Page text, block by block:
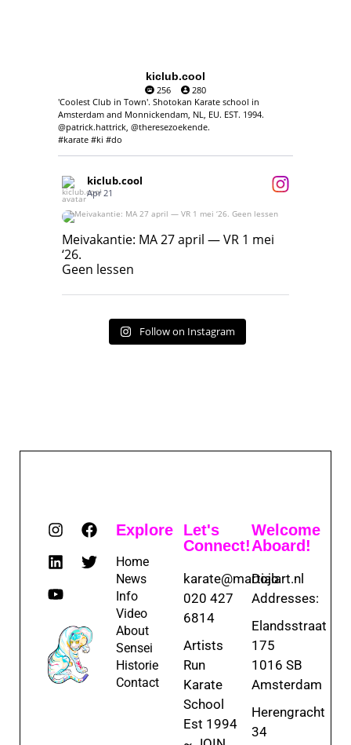
kiclub.cool
256
280
'Coolest Club in Town'. Shotokan Karate school in
Amsterdam and Monnickendam, NL, EU. EST. 1994.
@patrick.hattrick, @theresezoekende.
#karate #ki #do
kiclub.cool
Apr 21
Meivakantie: MA 27 april — VR 1 mei ‘26.
Geen lessen
Meivakantie: MA 27 april — VR 1 mei
‘26.
Geen lessen
Follow on Instagram
Explore
Home
News
Info
Video
About
Sensei
Historie
Contact
Let's
Connect!
karate@martialart.nl
020 427
6814
Artists
Run
Karate
School
Est 1994
Welcome
Aboard!
Dojo
Addresses:
Elandsstraat
175
1016 SB
Amsterdam
Herengracht
34